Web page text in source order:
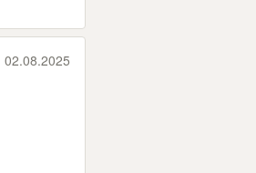
02.08.2025